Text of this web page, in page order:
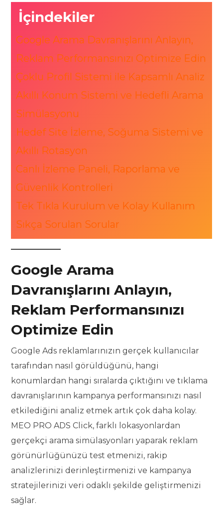
İçindekiler
Google Arama Davranışlarını Anlayın,
Reklam Performansınızı Optimize Edin
Çoklu Profil Sistemi ile Kapsamlı Analiz
Akıllı Konum Sistemi ve Hedefli Arama
Simülasyonu
Hedef Site İzleme, Soğuma Sistemi ve
Akıllı Rotasyon
Canlı İzleme Paneli, Raporlama ve
Güvenlik Kontrolleri
Tek Tıkla Kurulum ve Kolay Kullanım
Sıkça Sorulan Sorular
Google Arama
Davranışlarını Anlayın,
Reklam Performansınızı
Optimize Edin
Google Ads reklamlarınızın gerçek kullanıcılar
tarafından nasıl görüldüğünü, hangi
konumlardan hangi sıralarda çıktığını ve tıklama
davranışlarının kampanya performansınızı nasıl
etkilediğini analiz etmek artık çok daha kolay.
MEO PRO ADS Click, farklı lokasyonlardan
gerçekçi arama simülasyonları yaparak reklam
görünürlüğünüzü test etmenizi, rakip
analizlerinizi derinleştirmenizi ve kampanya
stratejilerinizi veri odaklı şekilde geliştirmenizi
sağlar.